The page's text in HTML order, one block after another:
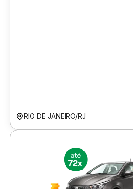
RIO DE JANEIRO/RJ